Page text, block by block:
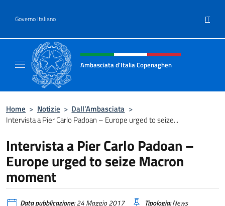
Governo Italiano IT
Intestazione sito, social e menù
Ambasciata d'Italia Copenaghen
Home > Notizie > Dall’Ambasciata >
Intervista a Pier Carlo Padoan – Europe urged to seize...
Intervista a Pier Carlo Padoan –
Europe urged to seize Macron
moment
Data pubblicazione:24 Maggio 2017 Tipologia:News